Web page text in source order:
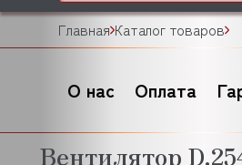
Главная Каталог товаров
О нас Оплата
Вентилятор